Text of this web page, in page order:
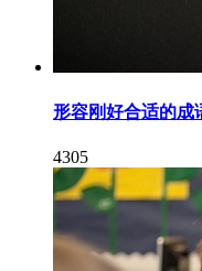
形容刚好合适的成
4305